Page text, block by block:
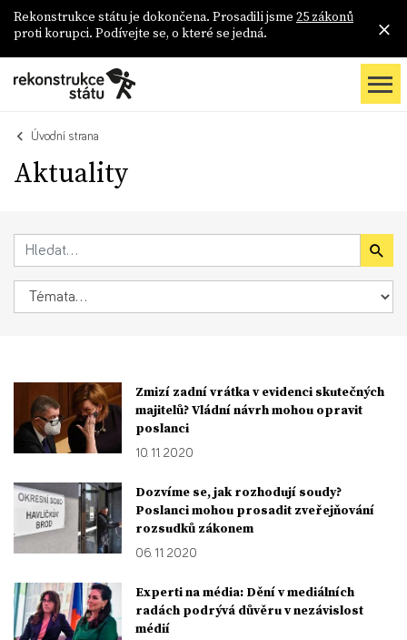
Rekonstrukce státu je dokončena. Prosadili jsme 25 zákonů
proti korupci. Podívejte se, o které se jedná.
Úvodní strana
Aktuality
Zmizí zadní vrátka v evidenci skutečných
majitelů? Vládní návrh mohou opravit
poslanci
10. 11. 2020
Dozvíme se, jak rozhodují soudy?
Poslanci mohou prosadit zveřejňování
rozsudků zákonem
06. 11. 2020
Experti na média: Dění v mediálních
radách podrývá důvěru v nezávislost
médií